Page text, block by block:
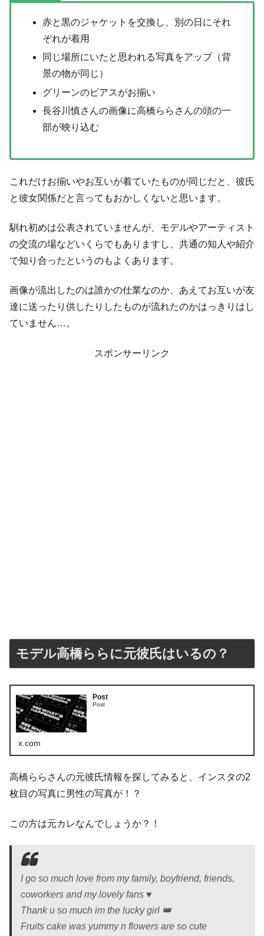
赤と黒のジャケットを交換し、別の日にそれ
ぞれが着用
同じ場所にいたと思われる写真をアップ（背
景の物が同じ）
グリーンのピアスがお揃い
長谷川慎さんの画像に高橋ららさんの頭の一
部が映り込む
これだけお揃いやお互いが着ていたものが同じだと、彼氏
と彼女関係だと言ってもおかしくないと思います。
馴れ初めは公表されていませんが、モデルやアーティスト
の交流の場などいくらでもありますし、共通の知人や紹介
で知り合ったというのもよくあります。
画像が流出したのは誰かの仕業なのか、あえてお互いが友
達に送ったり供したりしたものが流れたのかはっきりはし
ていません…。
スポンサーリンク
モデル高橋ららに元彼氏はいるの？
Post
Post
x.com
高橋ららさんの元彼氏情報を探してみると、インスタの2
枚目の写真に男性の写真が！？
この方は元カレなんでしょうか？！
I go so much love from my family, boyfriend, friends,
coworkers and my lovely fans ♥️
Thank u so much im the lucky girl 👑
Fruits cake was yummy n flowers are so cute